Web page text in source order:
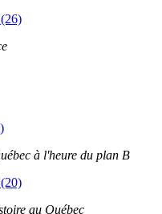
à l'heure du plan B
au Québec